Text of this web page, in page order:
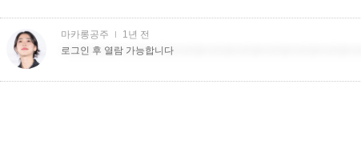
마카롱공주
1년 전
더치트더치트더치트더치트더치트더치트더치트더치트더치트더치트
로그인 후 열람 가능합니다